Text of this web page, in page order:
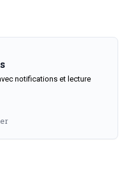
notifications et lecture